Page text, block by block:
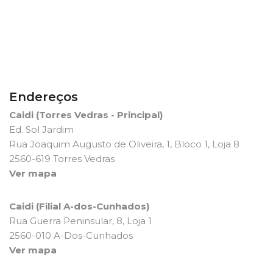
Endereços
Caidi (Torres Vedras - Principal)
Ed. Sol Jardim
Rua Joaquim Augusto de Oliveira, 1, Bloco 1, Loja 8
2560-619 Torres Vedras
Ver mapa
Caidi (Filial A-dos-Cunhados)
Rua Guerra Peninsular, 8, Loja 1
2560-010 A-Dos-Cunhados
Ver mapa